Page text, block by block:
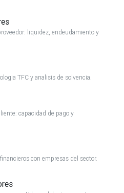
liquidez, endeudamiento y
TFC y analisis de solvencia.
capacidad de pago y
con empresas del sector.